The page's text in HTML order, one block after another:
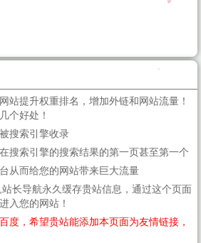
站提升权重排名，增加外链和网站流量！
个好处！
搜索引擎收录
搜索引擎的搜索结果的第一页甚至第一个
从而给您的网站带来巨大流量
长导航永久缓存贵站信息，通过这个页面
入您的网站！
度，希望贵站能添加本页面为友情链接，